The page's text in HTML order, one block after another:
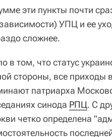
эти пункты почти
УПЦ и ее
сложнее.
в том, что статус
стороны, все приходы
патриарха
синода РПЦ. С
четко определена